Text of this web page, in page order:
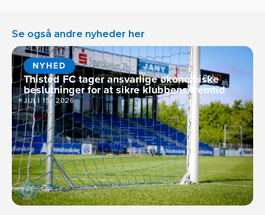
Se også andre nyheder her
NYHED
Thisted FC tager ansvarlige økonomiske
beslutninger for at sikre klubbens fremtid
JULI 15, 2026